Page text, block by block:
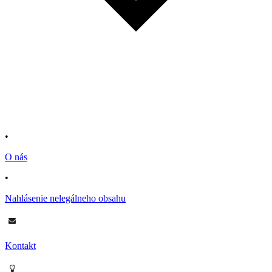
•
O nás
•
Nahlásenie nelegálneho obsahu
Kontakt